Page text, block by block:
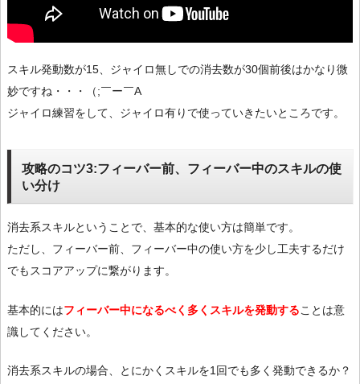
スキル発動数が15、ジャイロ無しでの消去数が30個前後はかなり微
妙ですね・・・（;￣ー￣A
ジャイロ練習をして、ジャイロ有りで使っていきたいところです。
攻略のコツ3:フィーバー前、フィーバー中のスキルの使
い分け
消去系スキルということで、基本的な使い方は簡単です。
ただし、フィーバー前、フィーバー中の使い方を少し工夫するだけ
でもスコアアップに繋がります。
基本的にはフィーバー中になるべく多くスキルを発動することは意
識してください。
消去系スキルの場合、とにかくスキルを1回でも多く発動できるか？